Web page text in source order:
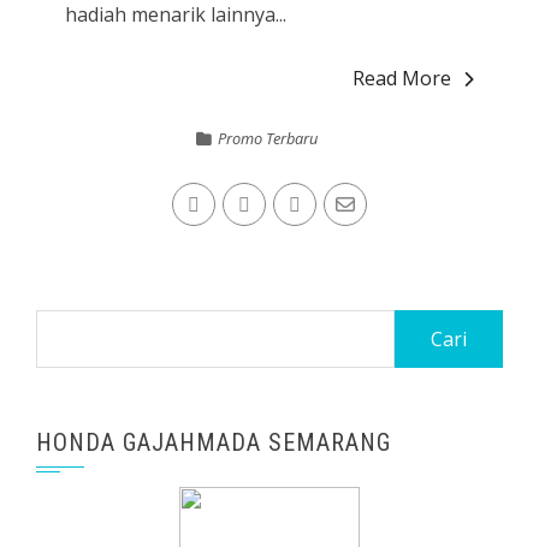
hadiah menarik lainnya...
Read More
Promo Terbaru
HONDA GAJAHMADA SEMARANG